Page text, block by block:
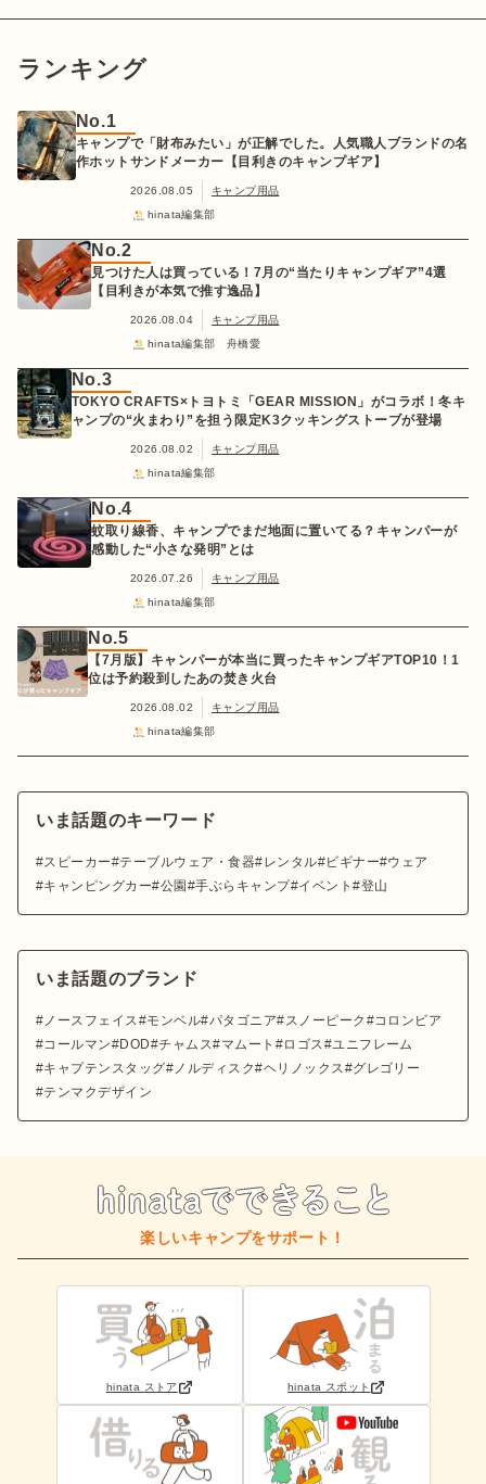
ランキング
No.1
キャンプで「財布みたい」が正解でした。人気職人ブランドの名
作ホットサンドメーカー【目利きのキャンプギア】
2026.08.05
キャンプ用品
hinata編集部
No.2
見つけた人は買っている！7月の“当たりキャンプギア”4選
【目利きが本気で推す逸品】
2026.08.04
キャンプ用品
hinata編集部 舟橋愛
No.3
TOKYO CRAFTS×トヨトミ「GEAR MISSION」がコラボ！冬キ
ャンプの“火まわり”を担う限定K3クッキングストーブが登場
2026.08.02
キャンプ用品
hinata編集部
No.4
蚊取り線香、キャンプでまだ地面に置いてる？キャンパーが
感動した“小さな発明”とは
2026.07.26
キャンプ用品
hinata編集部
No.5
【7月版】キャンパーが本当に買ったキャンプギアTOP10！1
位は予約殺到したあの焚き火台
2026.08.02
キャンプ用品
hinata編集部
いま話題のキーワード
スピーカー テーブルウェア・食器 レンタル ビギナー
ウェア
キャンピングカー 公園 手ぶらキャンプ イベント 登山
いま話題のブランド
ノースフェイス モンベル パタゴニア スノーピーク
コロンビア
コールマン
DOD チャムス マムート ロゴス
ユニフレーム
キャプテンスタッグ
ノルディスク ヘリノックス
グレゴリー
テンマクデザイン
楽しいキャンプをサポート！
hinata ストア hinata スポット